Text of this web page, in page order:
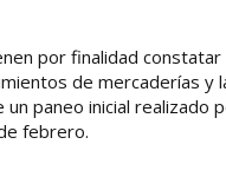
por finalidad constatar
de mercaderías y
paneo inicial realizado
febrero.